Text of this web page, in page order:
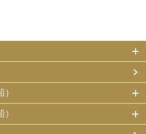
様がご旅行の申込みの際にお申出いた
いてお客様との連絡のために利用させ
客様がお申込みいただいた旅行におい
（主要な運送・宿泊機関等について契
います）の提供する旅行サービスの手
ビスの受領のための手続、また旅行代
携する企業の商品やサービス、キャ